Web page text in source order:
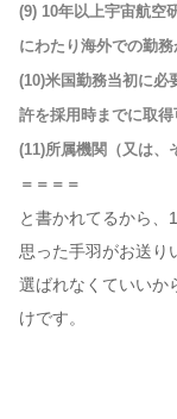
(9) 10年以上宇宙航空
にわたり海外での勤務
(10)米国勤務当初に必
許を採用時までに取得
(11)所属機関（又は、
＝＝＝＝
と書かれてるから、
思った手羽がお送り
選ばれなくていいか
けです。